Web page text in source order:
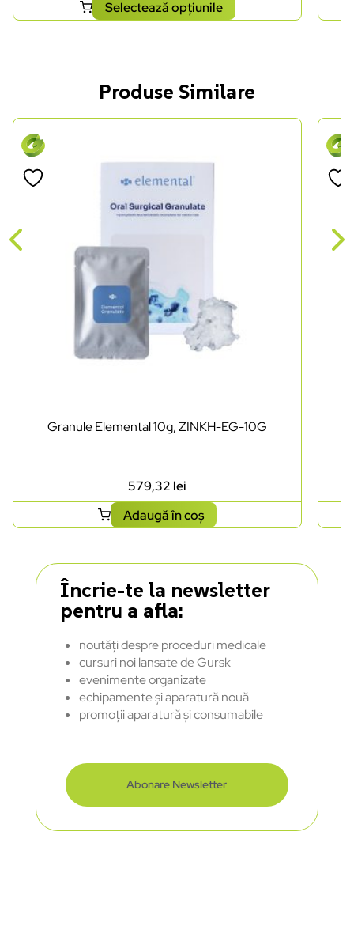
Selectează opțiunile
Produse Similare
Granule Elemental 10g, ZINKH-EG-10G
579,32 lei
Adaugă în coș
Încrie-te la newsletter
pentru a afla:
noutăți despre proceduri medicale
cursuri noi lansate de Gursk
evenimente organizate
echipamente și aparatură nouă
promoții aparatură și consumabile
Abonare Newsletter